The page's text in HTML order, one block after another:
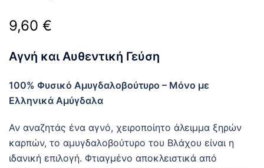
9,60 €
Αγνή και Αυθεντική Γεύση
100% Φυσικό Αμυγδαλοβούτυρο – Μόνο με
Ελληνικά Αμύγδαλα
Αν αναζητάς ένα αγνό, χειροποίητο άλειμμα ξηρών
καρπών, το αμυγδαλοβούτυρο του Βλάχου είναι η
ιδανική επιλογή. Φτιαγμένο αποκλειστικά από